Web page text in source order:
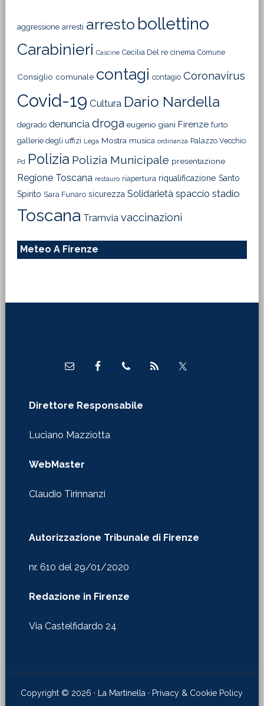
aggressione arresti arresto bollettino
Carabinieri Cascine Cecilia Del re cinema Comune
Consiglio comunale contagi contagio Coronavirus
Covid-19 Cultura Dario Nardella
degrado denuncia droga eugenio giani Firenze furto
gallerie degli uffizi Lega Mostra musica ordinanza Palazzo Vecchio
Pd Polizia Polizia Municipale presentazione
Regione Toscana restauro riapertura riqualificazione Santo
Spirito Sara Funaro sicurezza Solidarietà spaccio stadio
Toscana Tramvia vaccinazioni
Meteo A Firenze
Direttore Responsabile
Luciano Mazziotta
WebMaster
Claudio Tirinnanzi
Autorizzazione Tribunale di Firenze
nr. 610 del 29/01/2020
Redazione in Firenze
Via Castelfidardo 24
Copyright © 2026 · La Martinella · Privacy & Cookie Policy